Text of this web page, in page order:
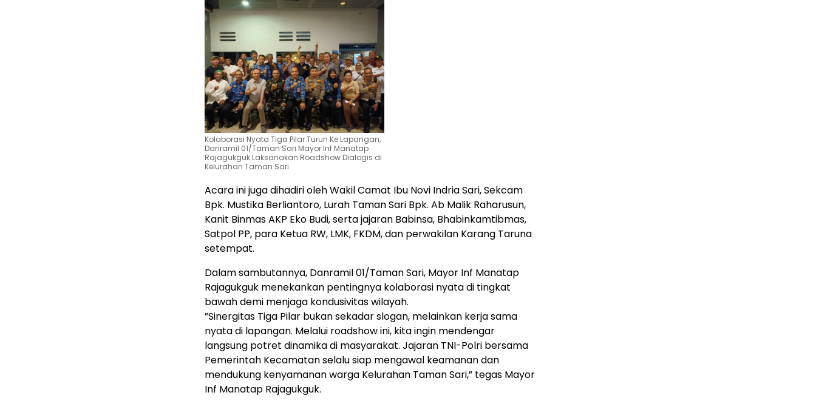
Kolaborasi Nyata Tiga Pilar Turun Ke Lapangan,
Danramil 01/Taman Sari Mayor Inf Manatap
Rajagukguk Laksanakan Roadshow Dialogis di
Kelurahan Taman Sari
​Acara ini juga dihadiri oleh Wakil Camat Ibu Novi Indria Sari, Sekcam
Bpk. Mustika Berliantoro, Lurah Taman Sari Bpk. Ab Malik Raharusun,
Kanit Binmas AKP Eko Budi, serta jajaran Babinsa, Bhabinkamtibmas,
Satpol PP, para Ketua RW, LMK, FKDM, dan perwakilan Karang Taruna
setempat.
​Dalam sambutannya, Danramil 01/Taman Sari, Mayor Inf Manatap
Rajagukguk menekankan pentingnya kolaborasi nyata di tingkat
bawah demi menjaga kondusivitas wilayah.
​”Sinergitas Tiga Pilar bukan sekadar slogan, melainkan kerja sama
nyata di lapangan. Melalui roadshow ini, kita ingin mendengar
langsung potret dinamika di masyarakat. Jajaran TNI-Polri bersama
Pemerintah Kecamatan selalu siap mengawal keamanan dan
mendukung kenyamanan warga Kelurahan Taman Sari,” tegas Mayor
Inf Manatap Rajagukguk.